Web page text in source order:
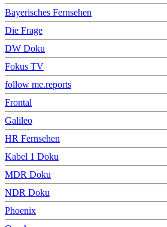
Bayerisches Fernsehen
Die Frage
DW Doku
Fokus TV
follow me.reports
Frontal
Galileo
HR Fernsehen
Kabel 1 Doku
MDR Doku
NDR Doku
Phoenix